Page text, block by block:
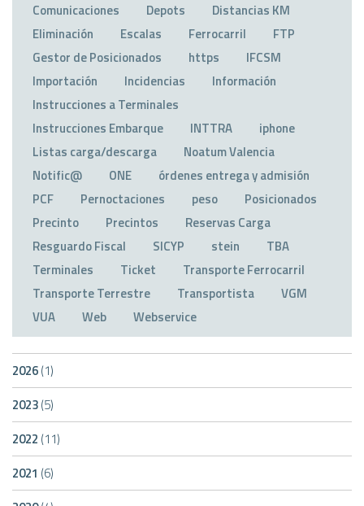
Comunicaciones
Depots
Distancias KM
Eliminación
Escalas Ferrocarril
FTP
Gestor de Posicionados
https
IFCSM
Importación
Incidencias
Información
Instrucciones a Terminales
Instrucciones Embarque
INTTRA
iphone
Listas carga/descarga
Noatum Valencia
Notific@
ONE
órdenes entrega y admisión
PCF
Pernoctaciones peso
Posicionados
Precinto
Precintos
Reservas Carga
Resguardo Fiscal
SICYP stein
TBA
Terminales
Ticket
Transporte Ferrocarril
Transporte Terrestre
Transportista
VGM
VUA
Web Webservice
2026(1)
2023(5)
2022 (11)
2021 (6)